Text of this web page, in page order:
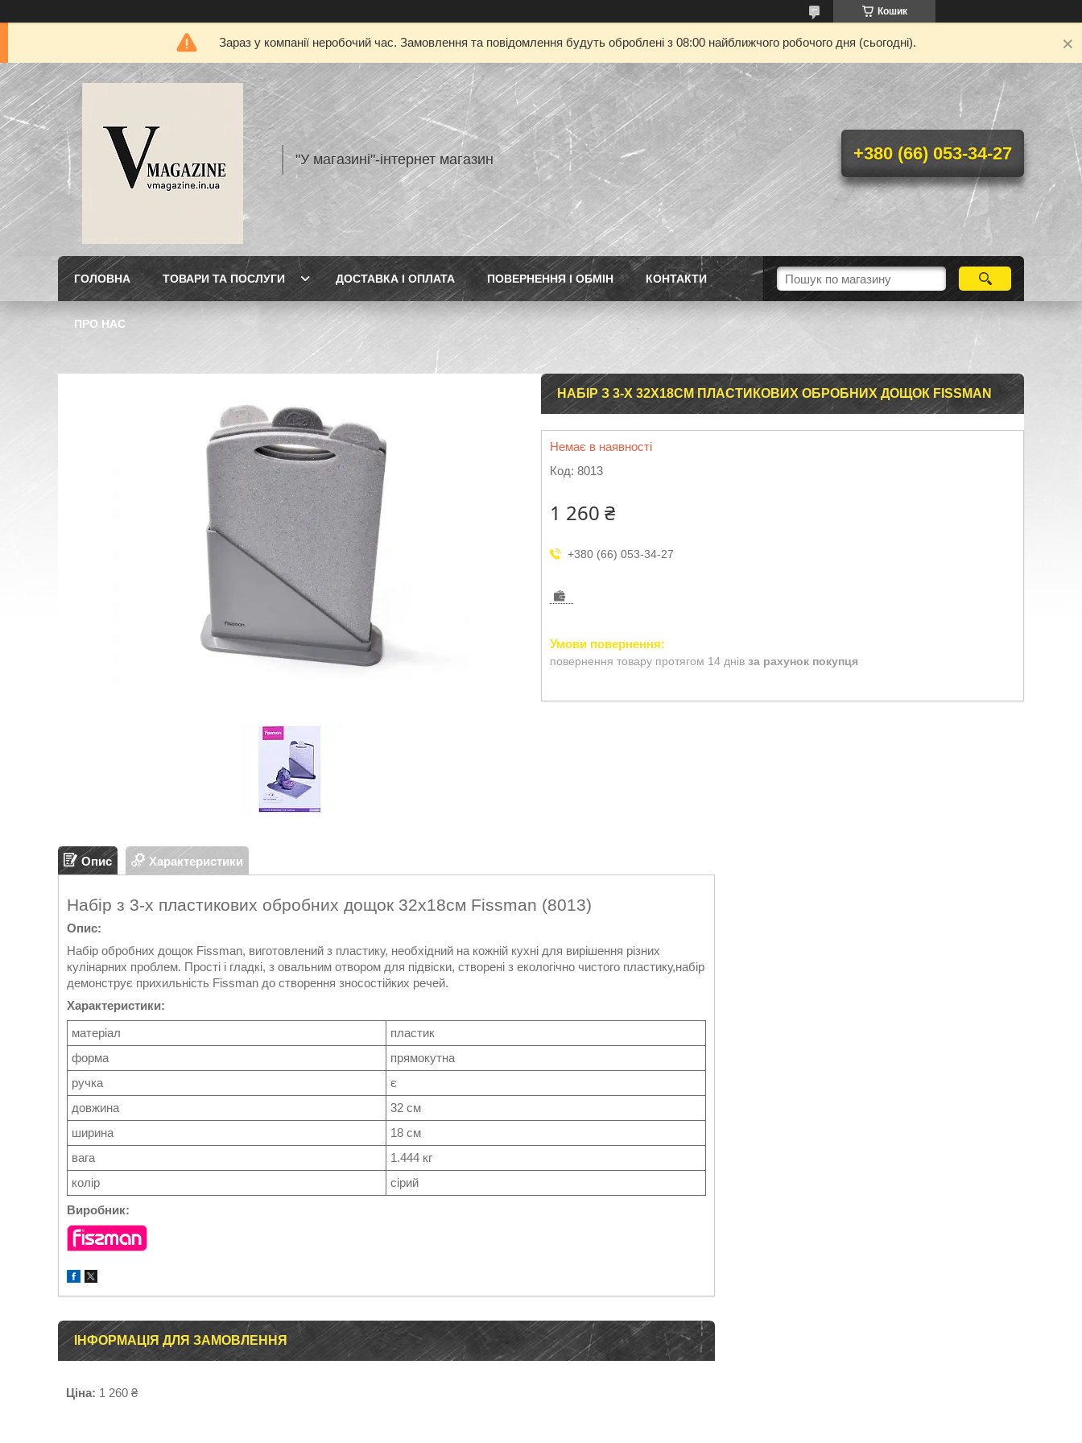
Кошик
Зараз у компанії неробочий час. Замовлення та повідомлення будуть оброблені з 08:00 найближчого робочого дня (сьогодні).
"У магазині"-інтернет магазин +380 (66) 053-34-27
ГОЛОВНА ТОВАРИ ТА ПОСЛУГИ ДОСТАВКА І ОПЛАТА ПОВЕРНЕННЯ І ОБМІН КОНТАКТИ
ПРО НАС
НАБІР З 3-Х 32Х18СМ ПЛАСТИКОВИХ ОБРОБНИХ ДОЩОК FISSMAN
Немає в наявності
Код: 8013
1 260 ₴
+380 (66) 053-34-27
повернення товару протягом 14 днів за рахунок покупця
Опис Характеристики
Набір з 3-х пластикових обробних дощок 32х18см Fissman (8013)
Опис:
Набір обробних дощок Fissman, виготовлений з пластику, необхідний на кожній кухні для вирішення різних
кулінарних проблем. Прості і гладкі, з овальним отвором для підвіски, створені з екологічно чистого пластику,набір
демонструє прихильність Fissman до створення зносостійких речей.
Характеристики:
матеріал
пластик
форма
прямокутна
ручка
є
довжина
32 см
ширина
18 см
вага
1.444 кг
колір
сірий
Виробник:
ІНФОРМАЦІЯ ДЛЯ ЗАМОВЛЕННЯ
Ціна: 1 260 ₴